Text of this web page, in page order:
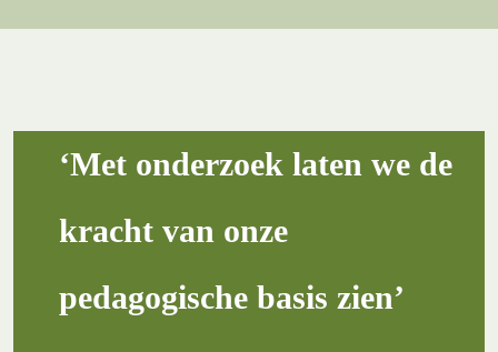
‘Met onderzoek laten we de
kracht van onze
pedagogische basis zien’